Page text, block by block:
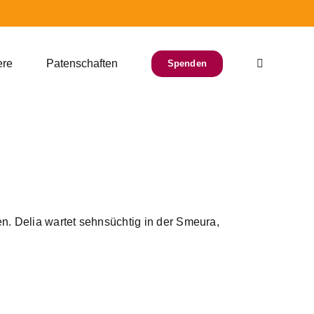
Patenschaften Spenden
Delia wartet sehnsüchtig in der Smeura,